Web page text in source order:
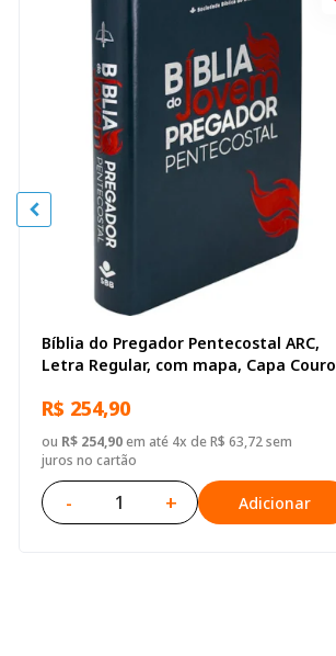
Bíblia do Pregador Pentecostal ARC,
Letra Regular, com mapa, Capa Couro
R$ 254,90
ou R$ 254,90em até 4x de R$ 63,72 sem
juros no cartão
- + Adicionar